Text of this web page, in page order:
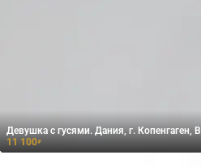
Девушка с гусями. Дания, г. Копенгаген,
11 100₽